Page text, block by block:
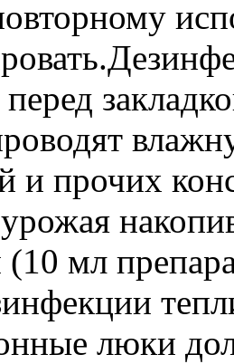
и прочих
мл
люки